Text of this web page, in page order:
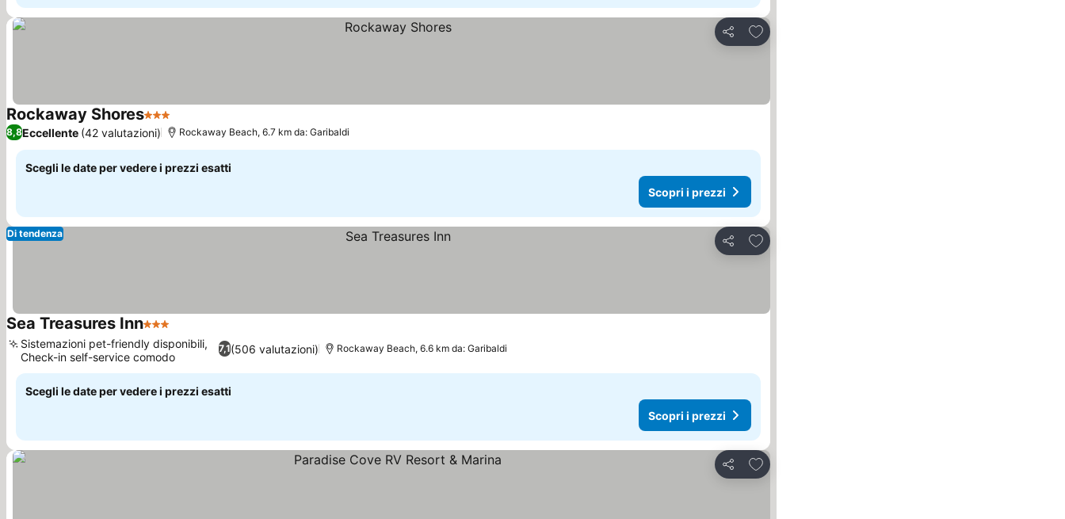
Condividi
Aggiungi ai preferiti
Rockaway Shores3 Stelle
8,8Eccellente (42 valutazioni) Rockaway Beach, 6.7 km da: Garibaldi
Scegli le date per vedere i prezzi esatti
Scopri i prezzi
Condividi
Aggiungi ai preferiti
Di tendenza
Sea Treasures Inn3 Stelle
7,1(506 valutazioni)
Sistemazioni pet-friendly disponibili,
Check-in self-service comodo
Rockaway Beach, 6.6 km da: Garibaldi
Scegli le date per vedere i prezzi esatti
Scopri i prezzi
Condividi
Aggiungi ai preferiti